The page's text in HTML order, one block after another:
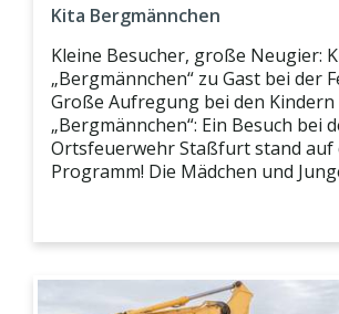
Kita Bergmännchen
Kleine Besucher, große Neugier:
„Bergmännchen“ zu Gast bei der
Große Aufregung bei den Kindern
„Bergmännchen“: Ein Besuch bei
Ortsfeuerwehr Staßfurt stand auf
Programm! Die Mädchen und